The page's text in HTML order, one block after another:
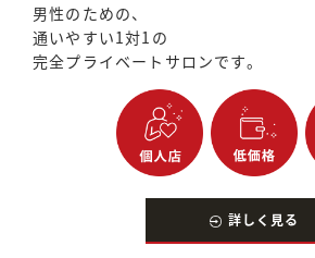
男性のための、
通いやすい1対1の
完全プライベートサロンです。
詳しく見る